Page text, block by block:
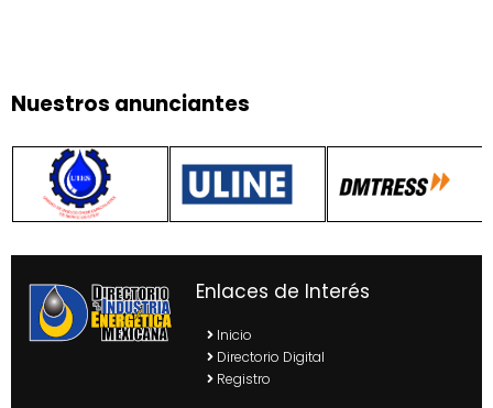
Nuestros anunciantes
Enlaces de Interés
Inicio
Directorio Digital
Registro